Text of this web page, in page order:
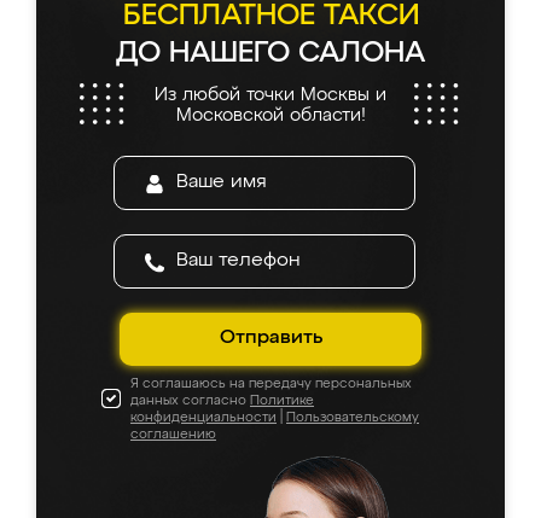
БЕСПЛАТНОЕ ТАКСИ
ДО НАШЕГО САЛОНА
Из любой точки Москвы и
Московской области!
Отправить
Я соглашаюсь на передачу персональных
данных согласно Политике
конфиденциальности
Пользовательскому
соглашению